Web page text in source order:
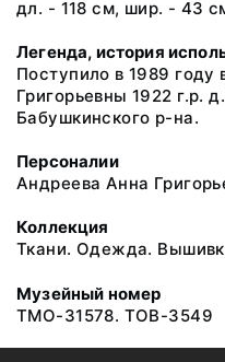
дл. - 118 см, шир. - 43
Легенда, история
Поступило в 1989
Григорьевны 1922 г.р.
Бабушкинского р-на.
Персоналии
Андреева Анна
Коллекция
Ткани. Одежда.
Музейный номер
ТМО-31578. ТОВ-3549